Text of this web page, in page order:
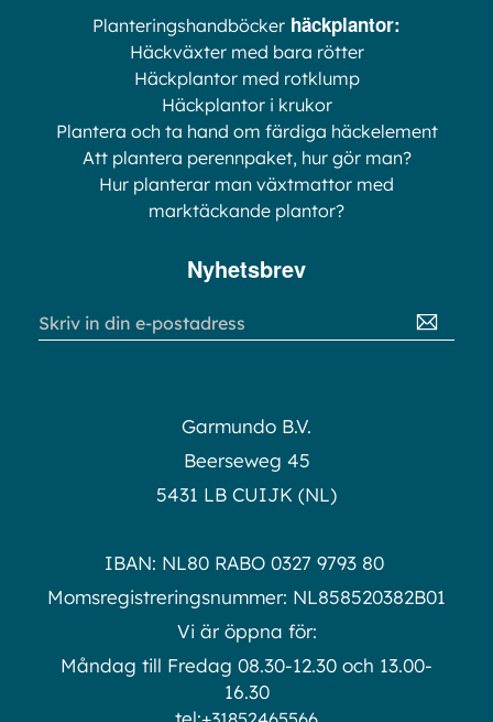
Planteringshandböcker häckplantor:
Häckväxter med bara rötter
Häckplantor med rotklump
Häckplantor i krukor
Plantera och ta hand om färdiga häckelement
Att plantera perennpaket, hur gör man?
Hur planterar man växtmattor med
marktäckande plantor?
Nyhetsbrev
Up
Newsletter:
Garmundo B.V.
Beerseweg 45
5431 LB CUIJK (NL)
IBAN: NL80 RABO 0327 9793 80
Momsregistreringsnummer: NL858520382B01
Vi är öppna för:
Måndag till Fredag 08.30-12.30 och 13.00-
16.30